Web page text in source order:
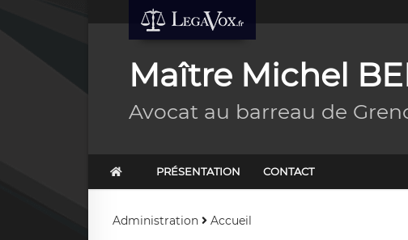
Maître Michel
Avocat au barreau de
PRÉSENTATION CONTACT
Administration Accueil